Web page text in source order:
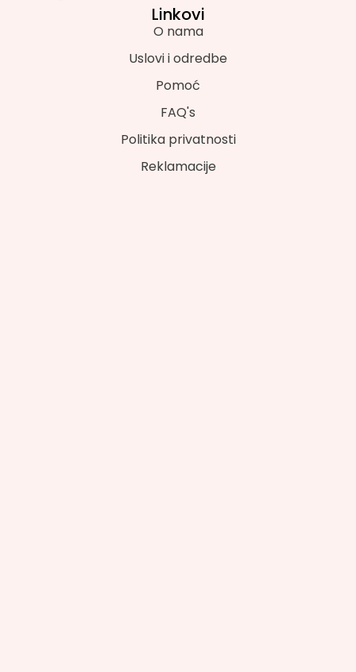
Linkovi
O nama
Uslovi i odredbe
Pomoć
FAQ's
Politika privatnosti
Reklamacije